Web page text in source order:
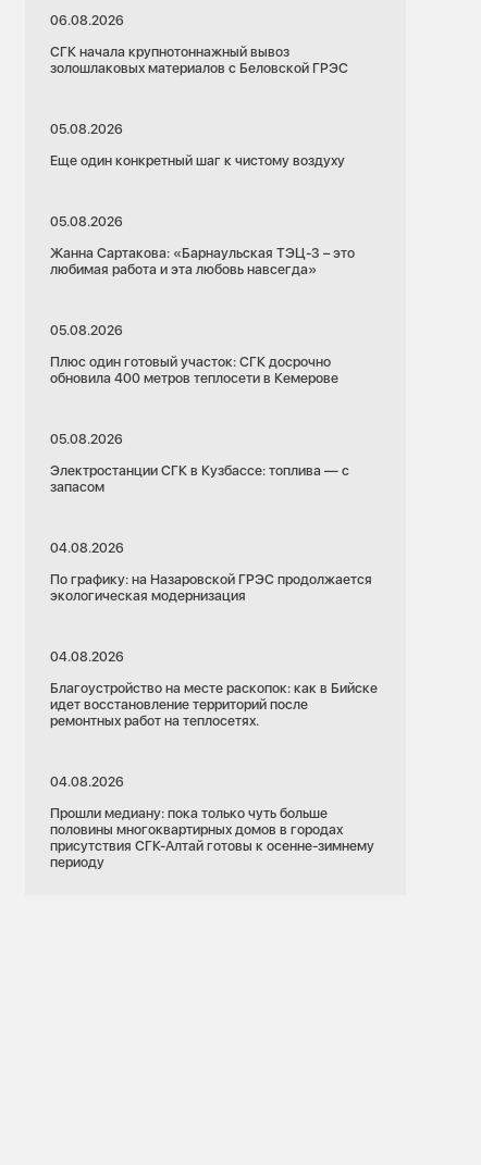
06.08.2026
СГК начала крупнотоннажный вывоз
золошлаковых материалов с Беловской ГРЭС
05.08.2026
Еще один конкретный шаг к чистому воздуху
05.08.2026
Жанна Сартакова: «Барнаульская ТЭЦ-3 – это
любимая работа и эта любовь навсегда»
05.08.2026
Плюс один готовый участок: СГК досрочно
обновила 400 метров теплосети в Кемерове
05.08.2026
Электростанции СГК в Кузбассе: топлива — с
запасом
04.08.2026
По графику: на Назаровской ГРЭС продолжается
экологическая модернизация
04.08.2026
Благоустройство на месте раскопок: как в Бийске
идет восстановление территорий после
ремонтных работ на теплосетях.
04.08.2026
Прошли медиану: пока только чуть больше
половины многоквартирных домов в городах
присутствия СГК-Алтай готовы к осенне-зимнему
периоду